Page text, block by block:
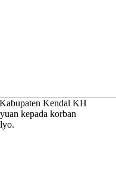
Kendal KH
kepada korban